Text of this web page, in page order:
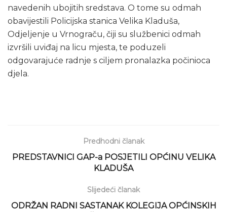
navedenih ubojitih sredstava. O tome su odmah
obavijestili Policijska stanica Velika Kladuša,
Odjeljenje u Vrnograču, čiji su službenici odmah
izvršili uviđaj na licu mjesta, te poduzeli
odgovarajuće radnje s ciljem pronalazka počinioca
djela.
Predhodni članak
PREDSTAVNICI GAP-a POSJETILI OPĆINU VELIKA
KLADUŠA
Slijedeći članak
ODRŽAN RADNI SASTANAK KOLEGIJA OPĆINSKIH